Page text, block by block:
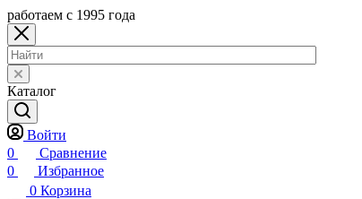
работаем с 1995 года
Каталог
Войти
0
Сравнение
0
Избранное
0 Корзина